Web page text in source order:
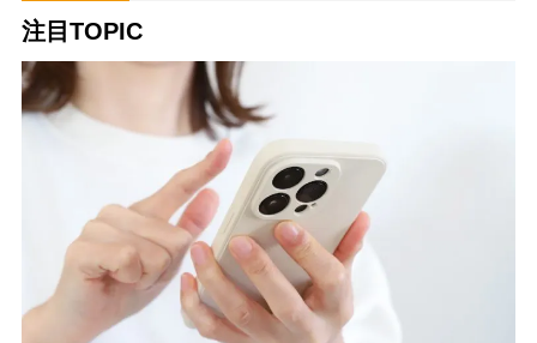
注目TOPIC